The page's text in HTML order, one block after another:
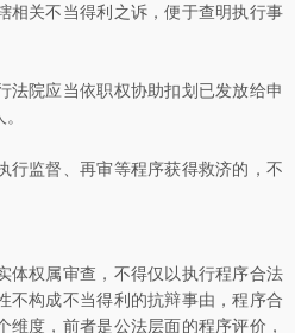
相关不当得利之诉，便于查明执行事
法院应当依职权协助扣划已发放给申
行监督、再审等程序获得救济的，不
体权属审查，不得仅以执行程序合法
不构成不当得利的抗辩事由，程序合
度，前者是公法层面的程序评价，